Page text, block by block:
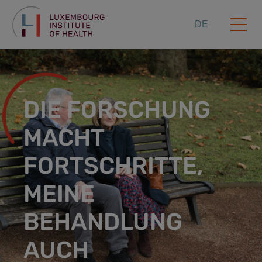
DE
DIE FORSCHUNG
MACHT
FORTSCHRITTE,
MEINE
BEHANDLUNG
AUCH